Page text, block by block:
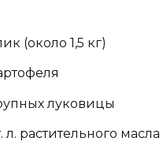
(около 1,5 кг)
луковицы
л. растительного масла